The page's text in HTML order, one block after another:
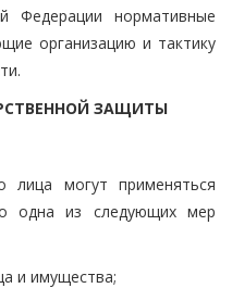
Федерации нормативные
организацию и тактику
ЗАЩИТЫ
могут применяться
одна из следующих мер
и имущества;